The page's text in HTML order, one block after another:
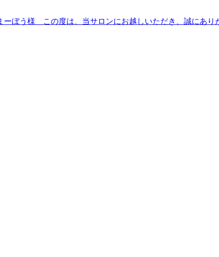
ーぼう様 この度は、当サロンにお越しいただき、誠にあり